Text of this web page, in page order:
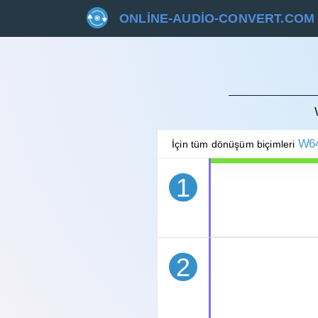
ONLINE-AUDIO-CONVERT.COM
İçin tüm dönüşüm biçimleri
1
İPTAL
2